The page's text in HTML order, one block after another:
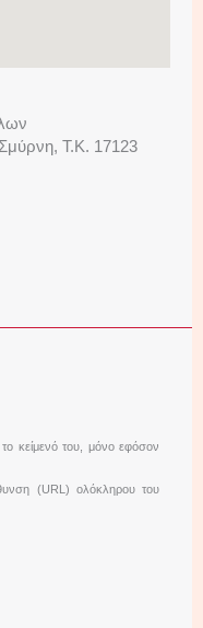
Τ.Κ. 17123
κείμενό του, μόνο εφόσον
(URL) ολόκληρου του